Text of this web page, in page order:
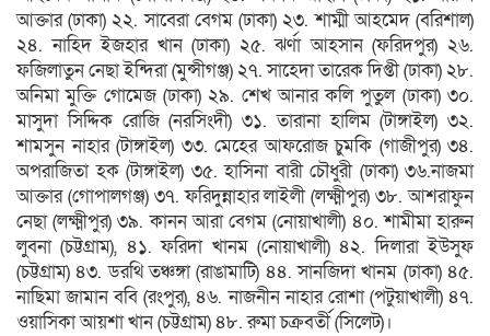
আক্তার (ঢাকা) ২২. সাবেরা বেগম (ঢাকা) ২৩. শাম্মী আহমেদ (বরিশাল)
২৪. নাহিদ ইজহার খান (ঢাকা) ২৫. ঝর্ণা আহসান (ফরিদপুর) ২৬.
ফজিলাতুন নেছা ইন্দিরা (মুন্সীগঞ্জ) ২৭. সাহেদা তারেক দিপ্তী (ঢাকা) ২৮.
অনিমা মুক্তি গোমেজ (ঢাকা) ২৯. শেখ আনার কলি পুতুল (ঢাকা) ৩০.
মাসুদা সিদ্দিক রোজি (নরসিংদী) ৩১. তারানা হালিম (টাঙ্গাইল) ৩২.
শামসুন নাহার (টাঙ্গাইল) ৩৩. মেহের আফরোজ চুমকি (গাজীপুর) ৩৪.
অপরাজিতা হক (টাঙ্গাইল) ৩৫. হাসিনা বারী চৌধুরী (ঢাকা) ৩৬.নাজমা
আক্তার (গোপালগঞ্জ) ৩৭. ফরিদুন্নাহার লাইলী (লক্ষ্মীপুর) ৩৮. আশরাফুন
নেছা (লক্ষ্মীপুর) ৩৯. কানন আরা বেগম (নোয়াখালী) ৪০. শামীমা হারুন
লুবনা (চট্টগ্রাম), ৪১. ফরিদা খানম (নোয়াখালী) ৪২. দিলারা ইউসুফ
(চট্টগ্রাম) ৪৩. ডরথি তঞ্চঙ্গা (রাঙামাটি) ৪৪. সানজিদা খানম (ঢাকা) ৪৫.
নাছিমা জামান ববি (রংপুর), ৪৬. নাজনীন নাহার রোশা (পটুয়াখালী) ৪৭.
ওয়াসিকা আয়শা খান (চট্টগ্রাম) ৪৮. রুমা চক্রবর্তী (সিলেট)।